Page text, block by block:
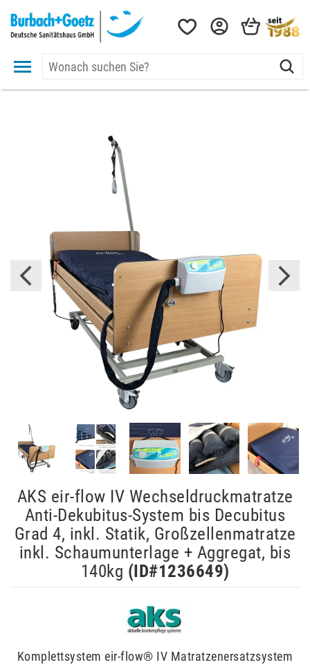
AKS eir-flow IV Wechseldruckmatratze
Anti-Dekubitus-System bis Decubitus
Grad 4, inkl. Statik, Großzellenmatratze
inkl. Schaumunterlage + Aggregat, bis
140kg (ID#1236649)
Komplettsystem eir-flow® IV Matratzenersatzsystem